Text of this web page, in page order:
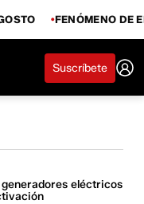
FENÓMENO DE
Suscríbete
eléctricos